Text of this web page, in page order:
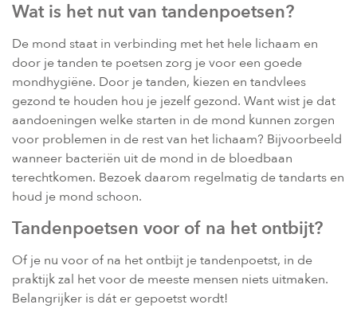
Wat is het nut van tandenpoetsen?
De mond staat in verbinding met het hele lichaam en
door je tanden te poetsen zorg je voor een goede
mondhygiëne. Door je tanden, kiezen en tandvlees
gezond te houden hou je jezelf gezond. Want wist je dat
aandoeningen welke starten in de mond kunnen zorgen
voor problemen in de rest van het lichaam? Bijvoorbeeld
wanneer bacteriën uit de mond in de bloedbaan
terechtkomen. Bezoek daarom regelmatig de tandarts en
houd je mond schoon.
Tandenpoetsen voor of na het ontbijt?
Of je nu voor of na het ontbijt je tandenpoetst, in de
praktijk zal het voor de meeste mensen niets uitmaken.
Belangrijker is dát er gepoetst wordt!